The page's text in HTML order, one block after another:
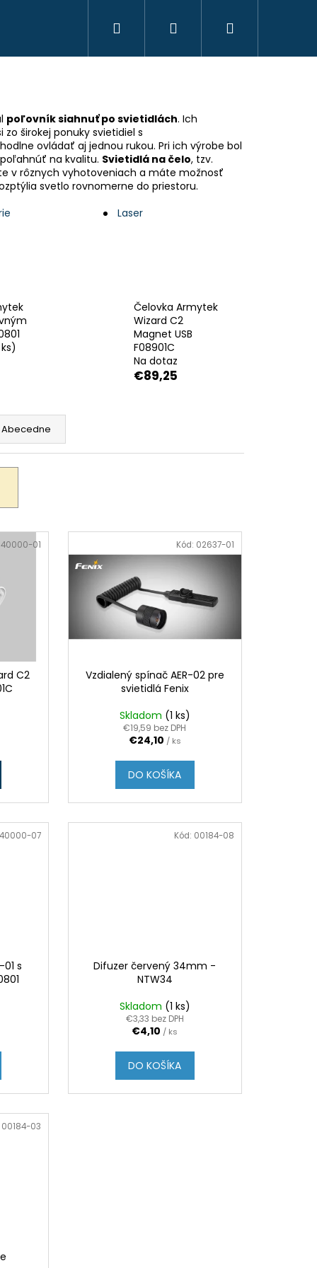
Hľadať Prihlásenie
poľovník siahnuť po svietidlách. Ich
širokej ponuky svietidiel s
ovládať aj jednou rukou. Pri ich výrobe bol
na kvalitu. Svietidlá na čelo, tzv.
v rôznych vyhotoveniach a máte možnosť
svetlo rovnomerne do priestoru.
Laser
Čelovka Armytek
Wizard C2
Magnet USB
F08901C
Na dotaz
€89,25
Abecedne
C2
40000-01
Vzdialený spínač AER-02 pre
svietidlá Fenix
Skladom (1 ks)
€19,59 bez DPH
€24,10 / ks
DO KOŠÍKA
Kód: 02637-01
s
07
Difuzer červený 34mm -
NTW34
Skladom (1 ks)
€3,33 bez DPH
€4,10 / ks
DO KOŠÍKA
Kód: 00184-08
00184-03